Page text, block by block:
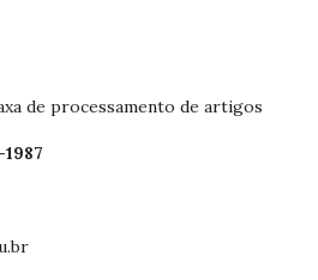
de processamento de artigos